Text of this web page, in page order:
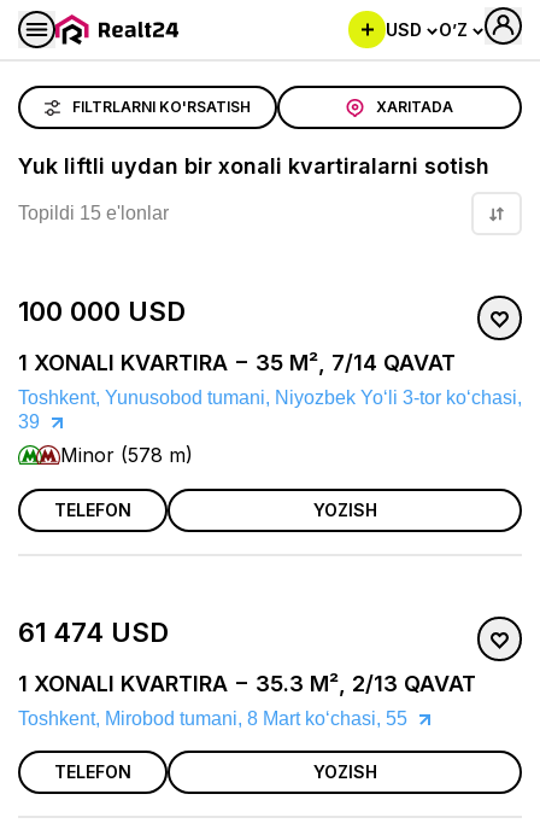
USD O’Z
FILTRLARNI KO'RSATISH XARITADA
Yuk liftli uydan bir xonali kvartiralarni sotish
Topildi 15 e'lonlar
100 000 USD
1 XONALI KVARTIRA − 35 M², 7/14 QAVAT
Toshkent, Yunusobod tumani, Niyozbek Yoʻli 3-tor koʻchasi,
39
Minor (578 m)
TELEFON YOZISH
61 474 USD
1 XONALI KVARTIRA − 35.3 M², 2/13 QAVAT
Toshkent, Mirobod tumani, 8 Mart koʻchasi, 55
TELEFON YOZISH